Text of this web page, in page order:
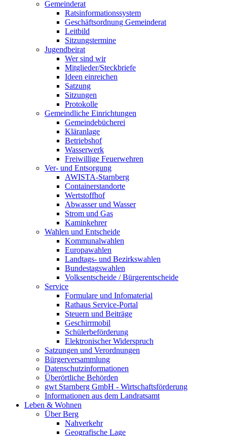
Gemeinderat
Ratsinformationssystem
Geschäftsordnung Gemeinderat
Leitbild
Sitzungstermine
Jugendbeirat
Wer sind wir
Mitglieder/Steckbriefe
Ideen einreichen
Satzung
Sitzungen
Protokolle
Gemeindliche Einrichtungen
Gemeindebücherei
Kläranlage
Betriebshof
Wasserwerk
Freiwillige Feuerwehren
Ver- und Entsorgung
AWISTA-Starnberg
Containerstandorte
Wertstoffhof
Abwasser und Wasser
Strom und Gas
Kaminkehrer
Wahlen und Entscheide
Kommunalwahlen
Europawahlen
Landtags- und Bezirkswahlen
Bundestagswahlen
Volksentscheide / Bürgerentscheide
Service
Formulare und Infomaterial
Rathaus Service-Portal
Steuern und Beiträge
Geschirrmobil
Schülerbeförderung
Elektronischer Widerspruch
Satzungen und Verordnungen
Bürgerversammlung
Datenschutzinformationen
Überörtliche Behörden
gwt Starnberg GmbH - Wirtschaftsförderung
Informationen aus dem Landratsamt
Leben & Wohnen
Über Berg
Nahverkehr
Geografische Lage